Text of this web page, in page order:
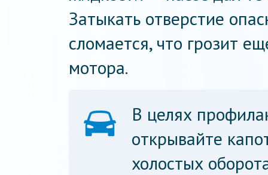
Затыкать отверстие
сломается, что грозит
мотора.
В целях
открывайте
холостых